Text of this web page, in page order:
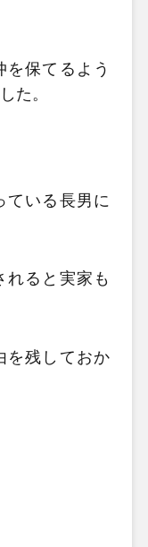
を保てるよう
た。
ている長男に
れると実家も
を残しておか